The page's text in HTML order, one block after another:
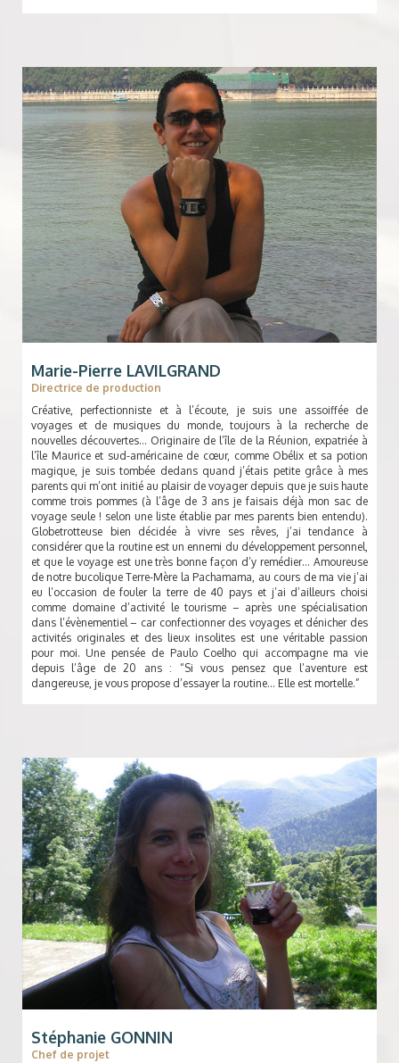
Marie-Pierre LAVILGRAND
Directrice de production
Créative, perfectionniste et à l’écoute, je suis une assoiffée de
voyages et de musiques du monde, toujours à la recherche de
nouvelles découvertes… Originaire de l’île de la Réunion, expatriée à
l’île Maurice et sud-américaine de cœur, comme Obélix et sa potion
magique, je suis tombée dedans quand j’étais petite grâce à mes
parents qui m’ont initié au plaisir de voyager depuis que je suis haute
comme trois pommes (à l’âge de 3 ans je faisais déjà mon sac de
voyage seule ! selon une liste établie par mes parents bien entendu).
Globetrotteuse bien décidée à vivre ses rêves, j’ai tendance à
considérer que la routine est un ennemi du développement personnel,
et que le voyage est une très bonne façon d’y remédier… Amoureuse
de notre bucolique Terre-Mère la Pachamama, au cours de ma vie j’ai
eu l’occasion de fouler la terre de 40 pays et j’ai d’ailleurs choisi
comme domaine d’activité le tourisme – après une spécialisation
dans l’évènementiel – car confectionner des voyages et dénicher des
activités originales et des lieux insolites est une véritable passion
pour moi. Une pensée de Paulo Coelho qui accompagne ma vie
depuis l’âge de 20 ans : “Si vous pensez que l’aventure est
dangereuse, je vous propose d’essayer la routine… Elle est mortelle.”
Stéphanie GONNIN
Chef de projet